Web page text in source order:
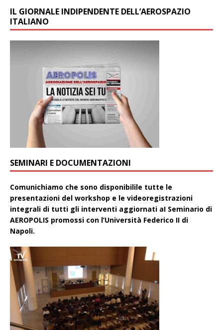
IL GIORNALE INDIPENDENTE DELL’AEROSPAZIO
ITALIANO
SEMINARI E DOCUMENTAZIONI
Comunichiamo che sono disponibilile tutte le
presentazioni del workshop e le videoregistrazioni
integrali di tutti gli interventi aggiornati aI Seminario di
AEROPOLIS promossi con l’Università Federico II di
Napoli.